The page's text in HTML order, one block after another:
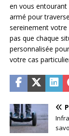
en vous
armé pour
sereinement votre
pas que chaque
personnalisée
votre cas